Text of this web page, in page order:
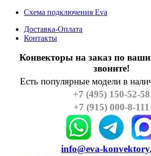
Схема подключения Eva
Доставка-Оплата
Контакты
Конвекторы на заказ по
звоните!
Есть популярные модели в
+7 (495) 150-52-58
+7 (915) 000-8-111
info@eva-